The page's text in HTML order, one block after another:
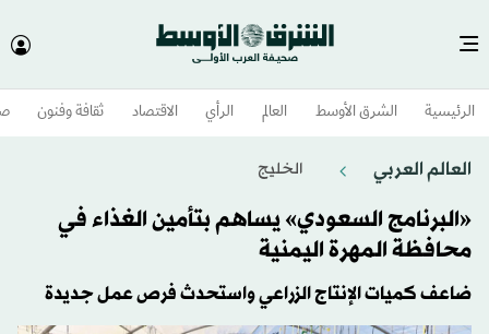
الرئيسية الشرق الأوسط​ العالم الرأي الاقتصاد ثقافة وفنون
العالم العربي الخليج
«البرنامج السعودي» يساهم بتأمين الغذاء في
محافظة المهرة اليمنية
ضاعف كميات الإنتاج الزراعي واستحدث فرص عمل جديدة